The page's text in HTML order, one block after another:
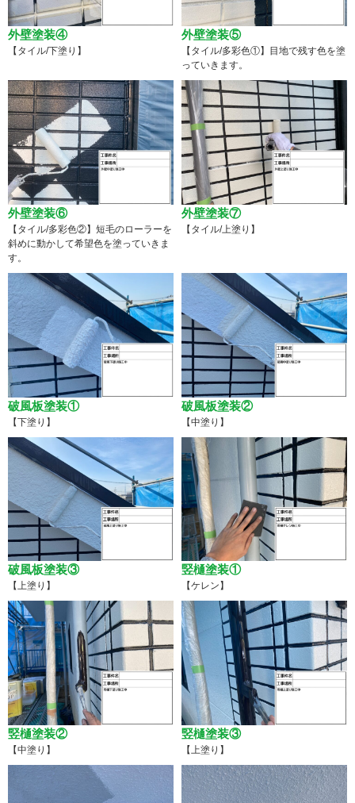
外壁塗装④
【タイル/下塗り】
外壁塗装⑤
【タイル/多彩色①】目地で残す色を塗
っていきます。
外壁塗装⑥
【タイル/多彩色②】短毛のローラーを
斜めに動かして希望色を塗っていきま
す。
外壁塗装⑦
【タイル/上塗り】
破風板塗装①
【下塗り】
破風板塗装②
【中塗り】
破風板塗装③
【上塗り】
竪樋塗装①
【ケレン】
竪樋塗装②
【中塗り】
竪樋塗装③
【上塗り】